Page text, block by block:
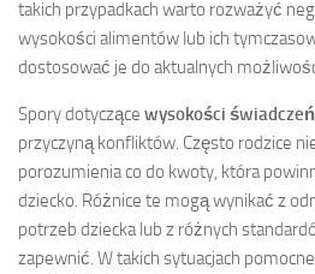
takich przypadkach warto rozważyć
wysokości alimentów lub ich
dostosować je do aktualnych
Spory dotyczące wysokości świadczeń
przyczyną konfliktów. Często rodzice
porozumienia co do kwoty, która
dziecko. Różnice te mogą wynikać z
potrzeb dziecka lub z różnych
zapewnić. W takich sytuacjach